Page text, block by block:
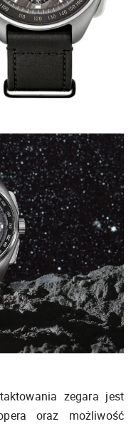
zegara jest
oraz możliwość